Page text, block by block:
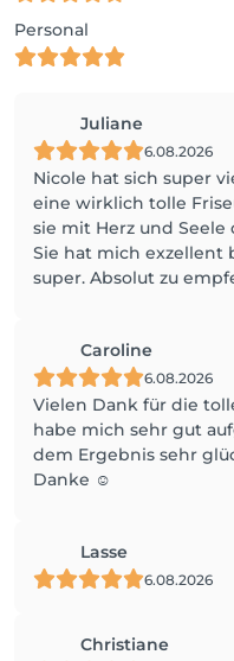
Personal
Juliane
6.08.2026
Nicole hat sich super
eine wirklich tolle
sie mit Herz und Seele
Sie hat mich exzellent
super. Absolut zu
Caroline
6.08.2026
Vielen Dank für die
habe mich sehr gut
dem Ergebnis sehr
Danke ☺️
Lasse
6.08.2026
Christiane